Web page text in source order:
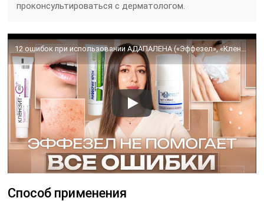
проконсультироваться с дерматологом.
12 ошибок при использовании АДАПАЛЕНА («Эффезел», «Клензит», «Дифферин»)
Способ применения